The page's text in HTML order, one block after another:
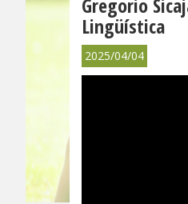
Lingüística
2025/04/04